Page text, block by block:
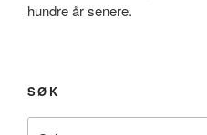
hundre år senere.
SØK